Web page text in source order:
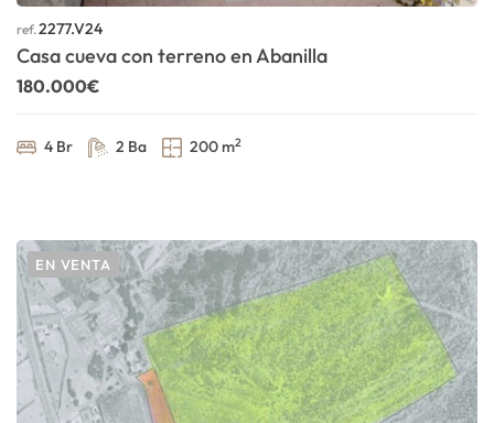
ref. 2277.V24
Casa cueva con terreno en Abanilla
180.000€
4 Br 2 Ba 200 m2